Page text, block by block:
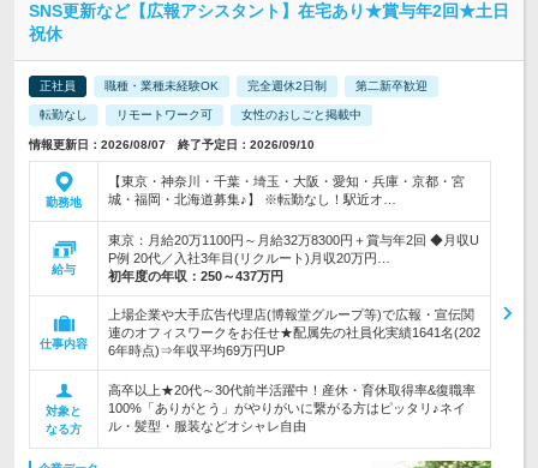
SNS更新など【広報アシスタント】在宅あり★賞与年2回★土日
祝休
正社員 職種・業種未経験OK 完全週休2日制 第二新卒歓迎
転勤なし リモートワーク可 女性のおしごと掲載中
情報更新日：2026/08/07 終了予定日：2026/09/10
勤務地
【東京・神奈川・千葉・埼玉・大阪・愛知・兵庫・京都・宮
城・福岡・北海道募集♪】 ※転勤なし！駅近オ…
給与
東京：月給20万1100円～月給32万8300円＋賞与年2回 ◆月収U
P例 20代／入社3年目(リクルート)月収20万円…
初年度の年収： 250～437万円
仕事内容
上場企業や大手広告代理店(博報堂グループ等)で広報・宣伝関
連のオフィスワークをお任せ★配属先の社員化実績1641名(202
6年時点)⇒年収平均69万円UP
対象と
なる方
高卒以上★20代～30代前半活躍中！産休・育休取得率&復職率
100%「ありがとう」がやりがいに繋がる方はピッタリ♪ネイ
ル・髪型・服装などオシャレ自由